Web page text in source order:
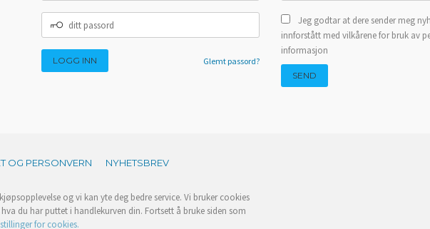
PASSORD
Glemt passord?
Jeg godtar at dere sender meg
innforstått med vilkårene for bruk av
informasjon
OG PERSONVERN NYHETSBREV
og vi kan yte deg bedre service. Vi bruker cookies
du har puttet i handlekurven din. Fortsett å bruke siden som
for cookies.